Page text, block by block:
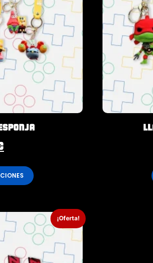
¡Oferta!